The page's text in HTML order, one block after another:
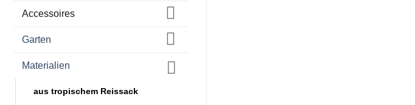
Accessoires
Garten
Materialien
aus tropischem Reissack